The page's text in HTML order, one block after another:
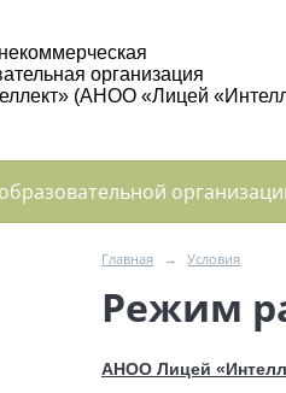
организация
(АНОО «Лицей
Главная → Условия
Режим
АНОО Лицей